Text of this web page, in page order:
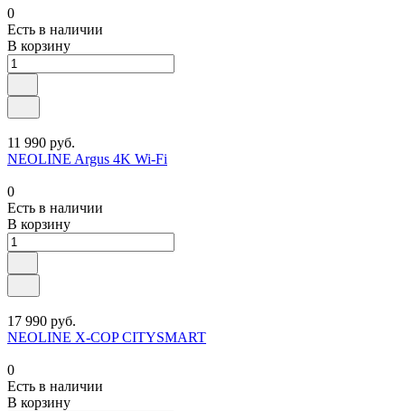
0
Есть в наличии
В корзину
11 990 руб.
NEOLINE Argus 4K Wi-Fi
0
Есть в наличии
В корзину
17 990 руб.
NEOLINE X-COP CITYSMART
0
Есть в наличии
В корзину